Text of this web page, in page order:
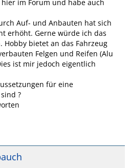
im Forum und habe auch
Auf- und Anbauten hat sich
erhöht. Gerne würde ich das
Hobby bietet an das Fahrzeug
Felgen und Reifen (Alu
ist mir jedoch eigentlich
für eine
?